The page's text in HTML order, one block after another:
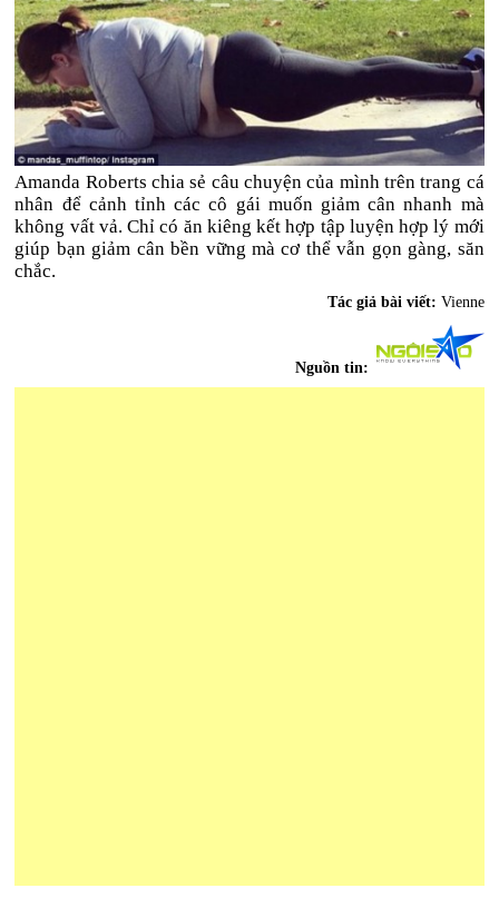
Amanda Roberts chia sẻ câu chuyện của mình trên trang cá
nhân để cảnh tỉnh các cô gái muốn giảm cân nhanh mà
không vất vả. Chỉ có ăn kiêng kết hợp tập luyện hợp lý mới
giúp bạn giảm cân bền vững mà cơ thể vẫn gọn gàng, săn
chắc.
Tác giả bài viết: Vienne
Nguồn tin: